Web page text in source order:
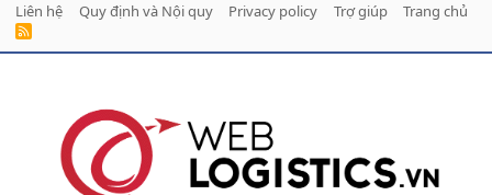
Liên hệ
Quy định và Nội quy Privacy policy Trợ giúp Trang chủ
R